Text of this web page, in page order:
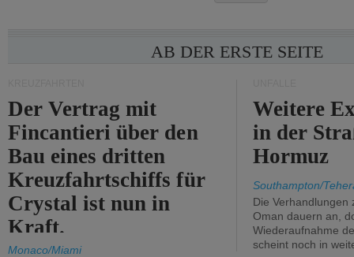
AB DER ERSTE SEITE
Der Vertrag mit
Fincantieri über den
Bau eines dritten
Kreuzfahrtschiffs für
Crystal ist nun in
Kraft.
Monaco/Miami
Weitere
in der
Hormuz
Southampton/
Die Verhandlungen
Oman dauern an,
Wiederaufnahme
scheint noch in